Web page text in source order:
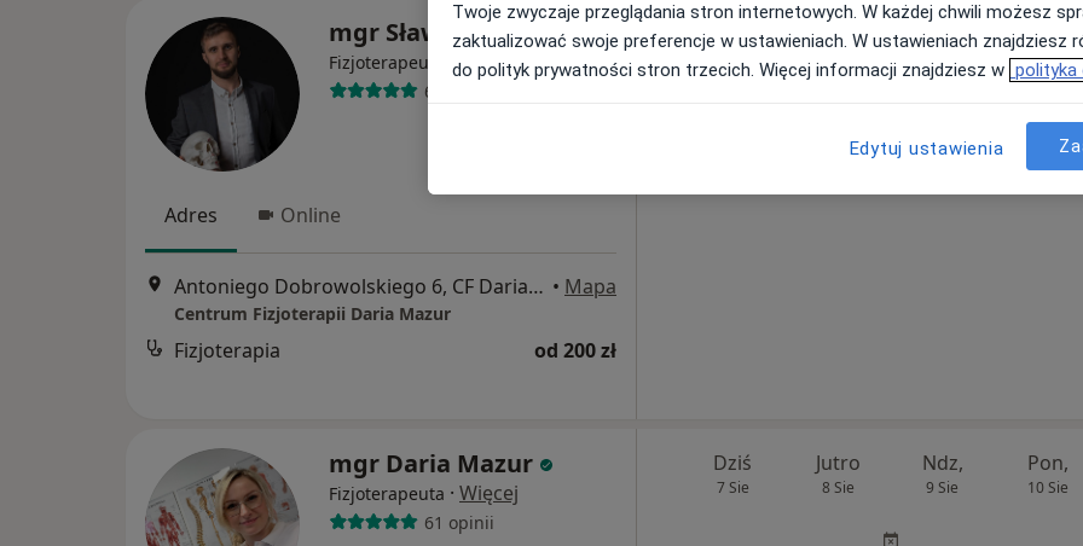
mgr Sławomir Danaj
Fizjoterapeuta ·Więcej
67 opinii
Adres Online
Antoniego Dobrowolskiego 6, CF Daria Mazur, Pruszcz Gdański • Mapa
Centrum Fizjoterapii Daria Mazur
Fizjoterapia od 200 zł
Dziś Jutro Ndz, Pon,
10 Sie
Umawianie online nie jest dostępne
mgr Daria Mazur
Fizjoterapeuta · Więcej
61 opinii
Dziś
7 Sie
Jutro
8 Sie
Ndz,
9 Sie
Pon,
10 Sie
Twoje zwyczaje przeglądania stron internetowych. W każdej chwili możesz
zaktualizować swoje preferencje w ustawieniach. W ustawieniach znajdziesz
do polityk prywatności stron trzecich. Więcej informacji znajdziesz w polityka
Edytuj ustawienia